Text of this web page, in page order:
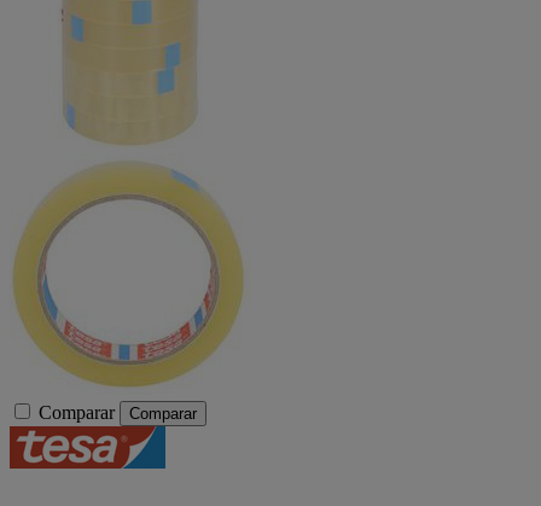
Comparar Comparar